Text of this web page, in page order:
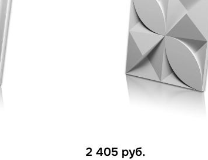
2 405 руб.